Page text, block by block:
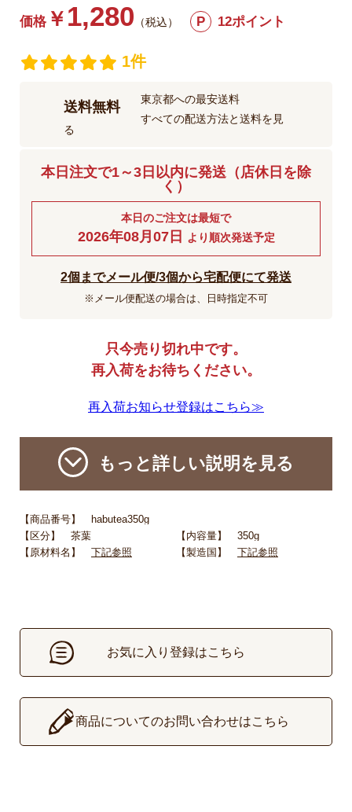
価格 ￥ 1,280 （税込） P 12ポイント
1件
送料無料
東京都への最安送料
すべての配送方法と送料を見
る
本日注文で1～3日以内に発送（店休日を除
く）
本日のご注文は最短で
2026年08月07日 より順次発送予定
2個までメール便/3個から宅配便にて発送
※メール便配送の場合は、日時指定不可
只今売り切れ中です。
再入荷をお待ちください。
再入荷お知らせ登録はこちら≫
もっと詳しい説明を見る
【商品番号】 habutea350g
【区分】 茶葉
【内容量】 350g
【原材料名】 下記参照 【製造国】 下記参照
お気に入り登録はこちら
▶商品についてのお問い合わせはこちら